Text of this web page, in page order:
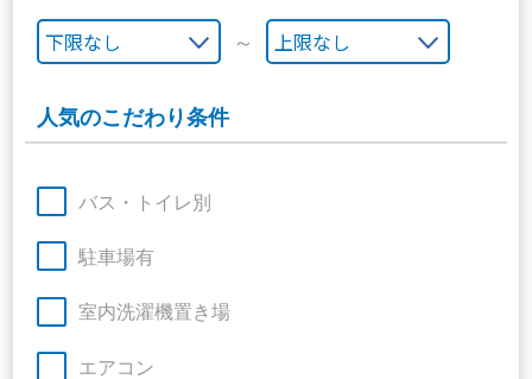
～
人気のこだわり条件
バス・トイレ別
駐車場有
室内洗濯機置き場
エアコン